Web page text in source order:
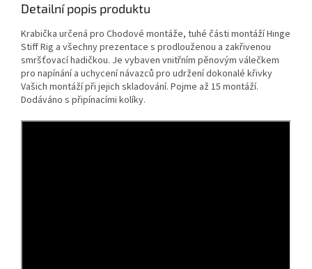
Detailní popis produktu
Krabička určená pro Chodové montáže, tuhé části montáží Hinge
Stiff Rig a všechny prezentace s prodlouženou a zakřivenou
smršťovací hadičkou. Je vybaven vnitřním pěnovým válečkem
pro napínání a uchycení návazců pro udržení dokonalé křivky
Vašich montáží při jejich skladování. Pojme až 15 montáží.
Dodáváno s připínacími kolíky.